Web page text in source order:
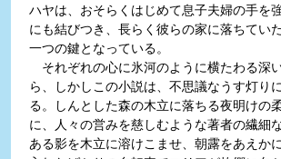
ハヤは、おそらくはじめて息子夫婦の手を
にも結びつき、長らく彼らの家に落ちてい
一つの鍵となっている。
それぞれの心に氷河のように横たわる深
ら、しかしこの小説は、不思議なうす灯り
る。しんとした森の木立に落ちる夜明けの
に、人々の営みを慈しむような著者の繊細
ある影を木立に溶けこませ、朝露をあえか